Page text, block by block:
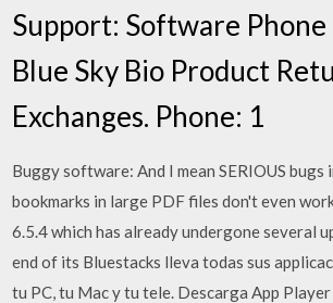
Support: Software
Blue Sky Bio Product
Exchanges. Phone: 1
Buggy software: And I mean SERIOUS bugs
bookmarks in large PDF files don't even
6.5.4 which has already undergone several
end of its Bluestacks lleva todas sus
tu PC, tu Mac y tu tele. Descarga App